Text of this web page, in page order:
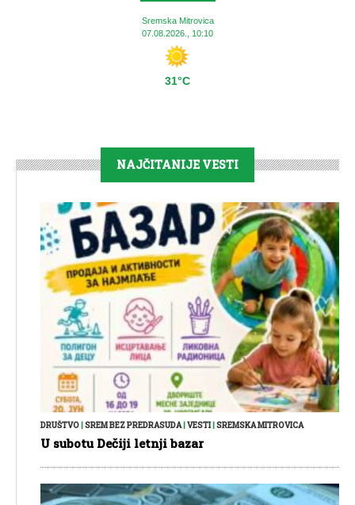
Sremska Mitrovica
07.08.2026., 10:10
31°C
NAJČITANIJE VESTI
DRUŠTVO|SREM BEZ PREDRASUDA|VESTI|SREMSKA MITROVICA
U subotu Dečiji letnji bazar